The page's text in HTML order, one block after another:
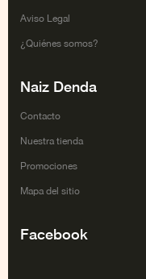
Aviso Legal
¿Quiénes somos?
Naiz Denda
Contacto
Nuestra tienda
Promociones
Mapa del sitio
Facebook